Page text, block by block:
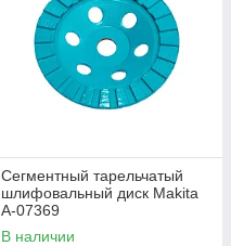
Сегментный тарельчатый
шлифовальный диск Makita
A-07369
В наличии